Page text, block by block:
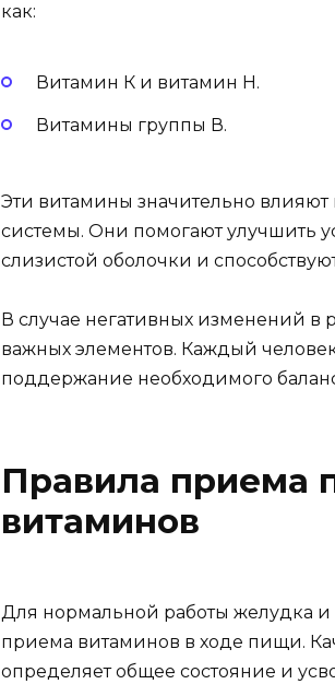
как:
Витамин К и витамин Н.
Витамины группы В.
Эти витамины значительно
системы. Они помогают улучшить
слизистой оболочки и
В случае негативных изменений в
важных элементов. Каждый
поддержание необходимого
Правила приема
витаминов
Для нормальной работы желудка
приема витаминов в ходе пищи.
определяет общее состояние и